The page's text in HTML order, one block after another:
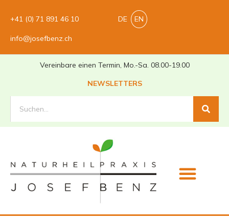
+41 (0) 71 891 46 10 DE EN
info@josefbenz.ch
Vereinbare einen Termin, Mo.-Sa. 08.00-19.00
NEWSLETTERS